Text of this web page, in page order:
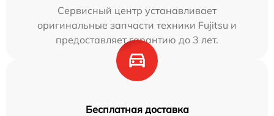
Сервисный центр устанавливает
оригинальные запчасти техники Fujitsu и
предоставляет гарантию до 3 лет.
Бесплатная доставка